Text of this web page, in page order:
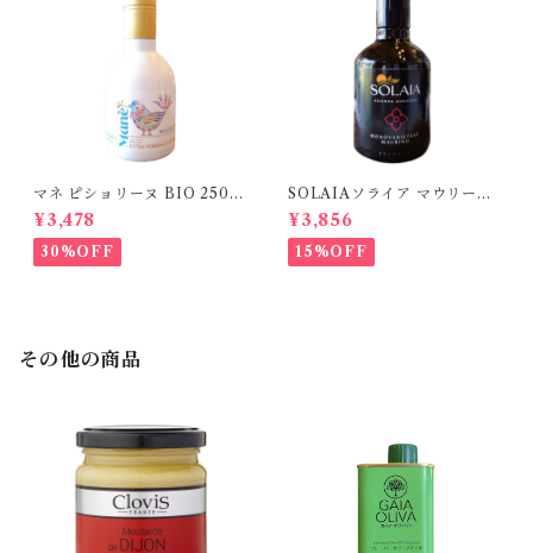
マネ ピショリーヌ BIO 250m
l¥3,478
30%OFF
SOLAIAソライア マウリーノ
250ml
¥3,856
15%OFF
その他の商品